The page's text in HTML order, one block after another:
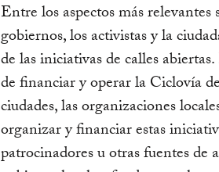
Entre los aspectos más
gobiernos, los activistas y la
de las iniciativas de calles
de financiar y operar la Ciclovía
ciudades, las organizaciones
organizar y financiar estas
patrocinadores u otras fuentes de